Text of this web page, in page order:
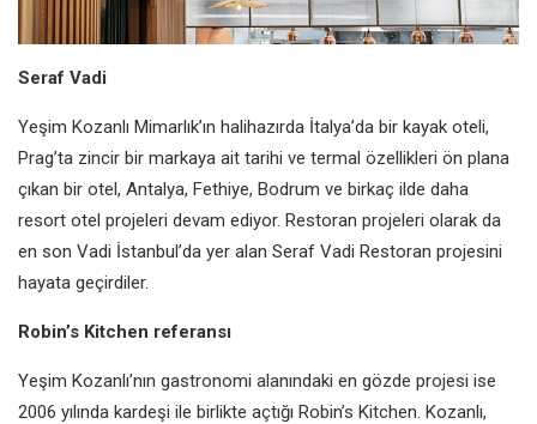
Seraf Vadi
Yeşim Kozanlı Mimarlık’ın halihazırda İtalya’da bir kayak oteli,
Prag’ta zincir bir markaya ait tarihi ve termal özellikleri ön plana
çıkan bir otel, Antalya, Fethiye, Bodrum ve birkaç ilde daha
resort otel projeleri devam ediyor. Restoran projeleri olarak da
en son Vadi İstanbul’da yer alan Seraf Vadi Restoran projesini
hayata geçirdiler.
Robin’s Kitchen referansı
Yeşim Kozanlı’nın gastronomi alanındaki en gözde projesi ise
2006 yılında kardeşi ile birlikte açtığı Robin’s Kitchen. Kozanlı,